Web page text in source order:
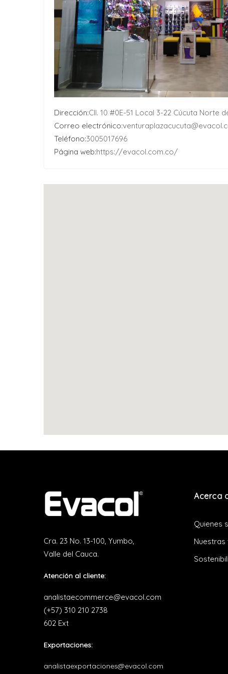
Dirección:Cll. 10 #0E-51 Local 3-22 Cúcuta Norte
Correo electrónico:
Teléfono:3005017696
Página web:https://evacol.com.co/
Cra. 23 No. 13-100, Yumbo,
Valle del Cauca.
Atención al cliente:
analistaecommerce@evacol.com
(+57) 310 210 2738
602 Ext
Exportaciones:
analistaexportaciones@evacol.com
Acerca
Quienes
Nuestras